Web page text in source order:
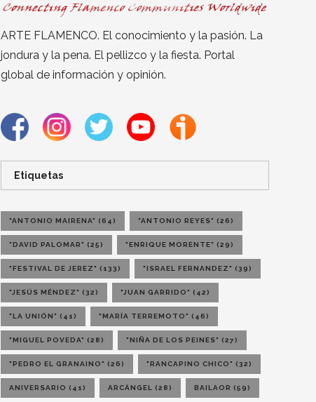
ARTE FLAMENCO. El conocimiento y la pasión. La
jondura y la pena. El pellizco y la fiesta. Portal
global de información y opinión.
Etiquetas
"ANTONIO MAIRENA" (64) "ANTONIO REYES" (26)
"DAVID PALOMAR" (25) "ENRIQUE MORENTE" (29)
"FESTIVAL DE JEREZ" (133) "ISRAEL FERNANDEZ" (39)
"JESÚS MÉNDEZ" (32) "JUAN GARRIDO" (42)
"LA UNIÓN" (41) "MARÍA TERREMOTO" (46)
"MIGUEL POVEDA" (28) "NIÑA DE LOS PEINES" (27)
"PEDRO EL GRANAINO" (26) "RANCAPINO CHICO" (32)
ANIVERSARIO (41) ARCÁNGEL (28) BAILAOR (59)